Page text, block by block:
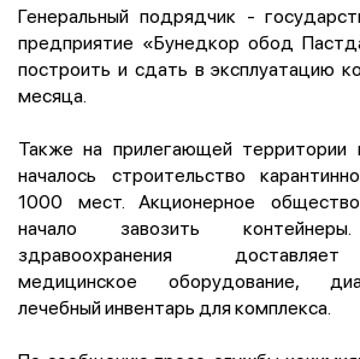
Генеральный подрядчик -
предприятие «Бунедкор обод
построить и сдать в эксплуатацию
месяца.
Также на прилегающей территории
началось строительство
1000 мест. Акционерное
начало завозить
здравоохранения
медицинское оборудование,
лечебный инвентарь для комплекса.